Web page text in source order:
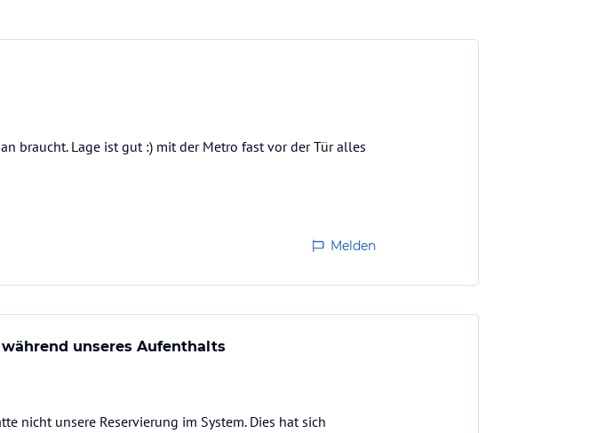
braucht. Lage ist gut :) mit der Metro fast vor der Tür alles
Melden
unseres Aufenthalts
nicht unsere Reservierung im System. Dies hat sich